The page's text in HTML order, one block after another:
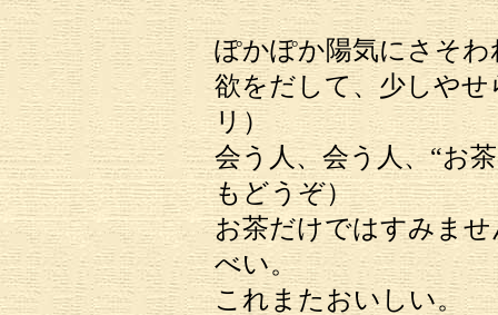
ぽかぽか陽気にさそ
欲をだして、少しや
リ）
会う人、会う人、“お
もどうぞ）
お茶だけではすみま
べい。
これまたおいしい。